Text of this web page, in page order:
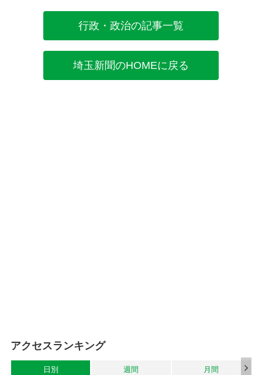
行政・政治の記事一覧
埼玉新聞のHOMEに戻る
アクセスランキング
日別 週間 月間